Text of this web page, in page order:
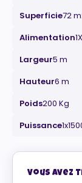
Superficie72
Alimentation
Largeur5 m
Hauteur6 m
Poids200 Kg
Puissance
Vous